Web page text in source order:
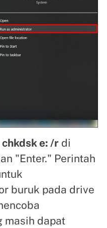
chkdsk e: /rdi
"Enter." Perintah
buruk pada drive
masih dapat